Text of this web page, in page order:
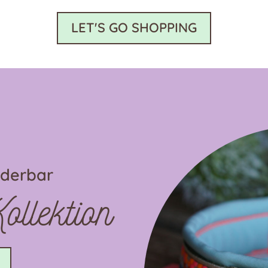
können
auf
der
LET'S GO SHOPPING